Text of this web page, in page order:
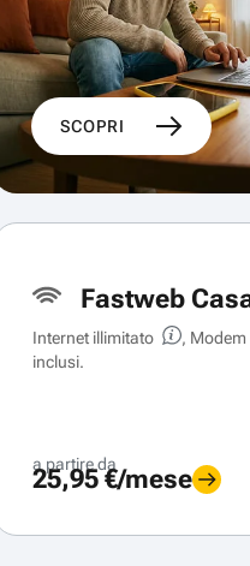
SCOPRI
Fastweb
Internet illimitato
, Modem
inclusi.
a partire da
25,95 €/mese